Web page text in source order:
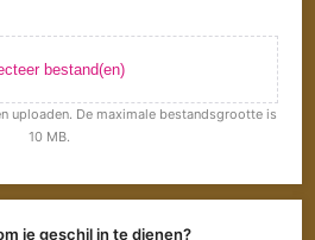
bestand(en)
uploaden. De maximale bestandsgrootte is
10 MB.
je geschil in te dienen?